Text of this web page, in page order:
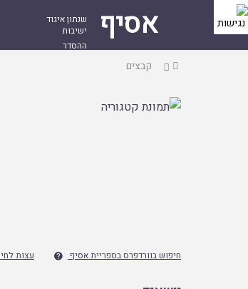
אסיף
שנתון איגוד
ישיבות
ההסדר
עמודקבצים
חיפוש בוורדפרס בספריית אסיף  עצות